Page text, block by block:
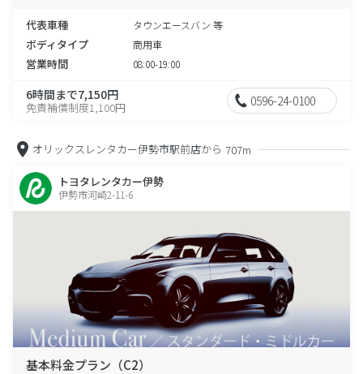
代表車種 タウンエースバン 等
ボディタイプ 商用車
営業時間 08:00-19:00
6時間まで7,150円
免責補償制度1,100円 0596-24-0100
オリックスレンタカー伊勢市駅前店から 707m
トヨタレンタカー伊勢
伊勢市河崎2-11-6
基本料金プラン（C2）